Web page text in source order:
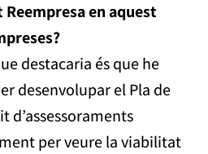
en aquest
destacaria és que he
desenvolupar el Pla de
d’assessoraments
per veure la viabilitat